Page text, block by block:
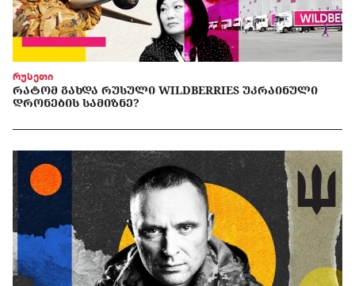
რუსეთი
ᲠᲐᲢᲝᲛ ᲒᲐᲮᲓᲐ ᲠᲣᲡᲣᲚᲘ WILDBERRIES ᲣᲙᲠᲐᲘᲜᲣᲚᲘ
ᲓᲠᲝᲜᲔᲑᲘᲡ ᲡᲐᲛᲘᲖᲜᲔ?